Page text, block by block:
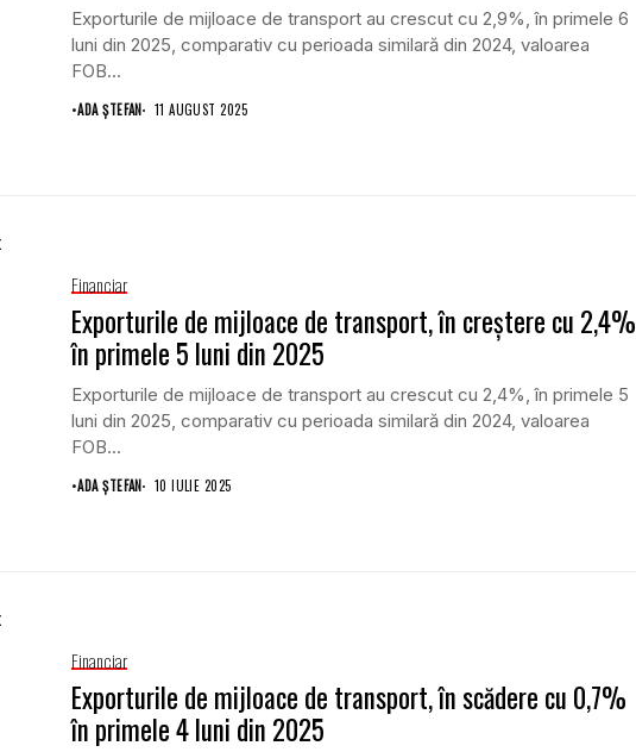
Exporturile de mijloace de transport au crescut cu 2,9%, în primele 6
luni din 2025, comparativ cu perioada similară din 2024, valoarea
FOB...
•ADA ȘTEFAN 11 AUGUST 2025
Financiar
Exporturile de mijloace de transport, în creștere cu 2,4%
în primele 5 luni din 2025
Exporturile de mijloace de transport au crescut cu 2,4%, în primele 5
luni din 2025, comparativ cu perioada similară din 2024, valoarea
FOB...
•ADA ȘTEFAN 10 IULIE 2025
Financiar
Exporturile de mijloace de transport, în scădere cu 0,7%
în primele 4 luni din 2025